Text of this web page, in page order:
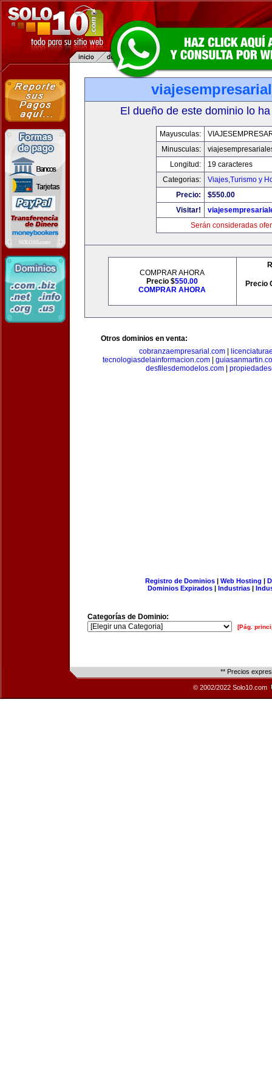
El dueño de este dominio lo
Mayusculas:
Minusculas:
Longitud:
19 caracteres
Categorias:
Viajes,Turismo y
Precio:
$550.00
Visitar!
Serán consideradas
COMPRAR AHORA
Precio $550.00
COMPRAR AHORA
Precio
Otros dominios en venta:
cobranzaempresarial.com
tecnologiasdelainformacion.com|
desfilesdemodelos.com
Registro de Dominios| Web Hosting |
Dominios Expirados | Industrias |
Categorías de Dominio:
[Pág.
** Precios
© 2002/2022 Solo10.com